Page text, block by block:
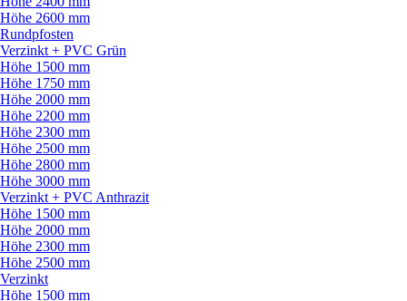
Höhe 2600 mm
Rundpfosten
Verzinkt + PVC Grün
Höhe 1500 mm
Höhe 1750 mm
Höhe 2000 mm
Höhe 2200 mm
Höhe 2300 mm
Höhe 2500 mm
Höhe 2800 mm
Höhe 3000 mm
Verzinkt + PVC Anthrazit
Höhe 1500 mm
Höhe 2000 mm
Höhe 2300 mm
Höhe 2500 mm
Verzinkt
Höhe 1500 mm